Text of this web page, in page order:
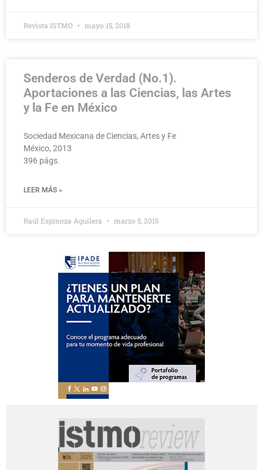
Revista ISTMO mayo 15, 2018
Senderos de Verdad (No.1).
Aportaciones a las Ciencias, las Artes
y la Fe en México
Sociedad Mexicana de Ciencias, Artes y Fe
México, 2013
396 págs.
LEER MÁS »
Raúl Espinoza Aguilera marzo 5, 2015